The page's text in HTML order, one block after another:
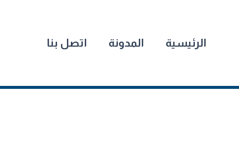
الرئيسية المدونة اتصل بنا